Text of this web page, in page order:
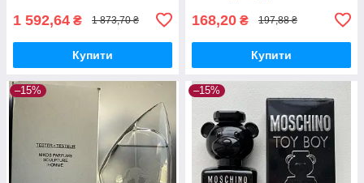
1 592,64 ₴ 1 873,70 ₴
Купити
168,20 ₴ 197,88 ₴
Купити
–15% –15%